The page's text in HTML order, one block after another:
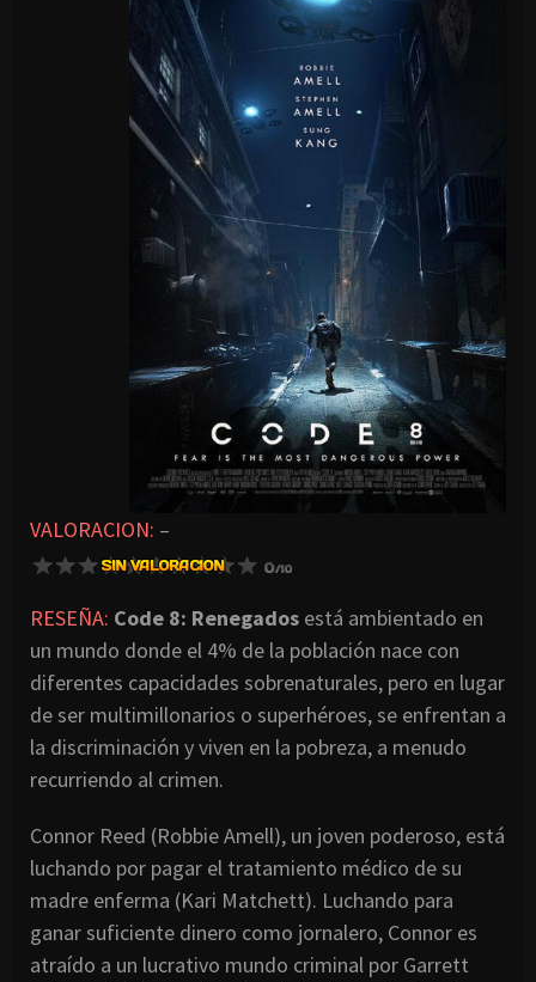
VALORACION: –
RESEÑA: Code 8: Renegados está ambientado en
un mundo donde el 4% de la población nace con
diferentes capacidades sobrenaturales, pero en lugar
de ser multimillonarios o superhéroes, se enfrentan a
la discriminación y viven en la pobreza, a menudo
recurriendo al crimen.
Connor Reed (Robbie Amell), un joven poderoso, está
luchando por pagar el tratamiento médico de su
madre enferma (Kari Matchett). Luchando para
ganar suficiente dinero como jornalero, Connor es
atraído a un lucrativo mundo criminal por Garrett